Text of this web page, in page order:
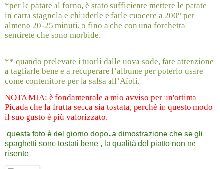
*per le patate al forno, è stato sufficiente mettere le patate
in carta stagnola e chiuderle e farle cuocere a 200° per
almeno 20-25 minuti, o fino a che con una forchetta
sentirete che sono morbide.
** quando prelevate i tuorli dalle uova sode, fate attenzione
a tagliarle bene e a recuperare l’albume per poterlo usare
come contenitore per la salsa all’Aïoli.
NOTA MIA: è fondamentale a mio avviso per un'ottima
Picada che la frutta secca sia tostata, perché in questo modo
il suo gusto è più valorizzato.
questa foto è del giorno dopo..a dimostrazione che se gli
spaghetti sono tostati bene , la qualità del piatto non ne
risente